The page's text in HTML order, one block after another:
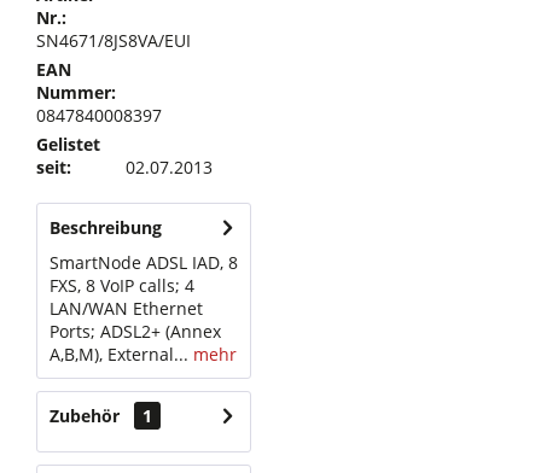
Nr.:
SN4671/8JS8VA/EUI
EAN
Nummer:
0847840008397
Gelistet
seit:
02.07.2013
Beschreibung
SmartNode ADSL IAD, 8
FXS, 8 VoIP calls; 4
LAN/WAN Ethernet
Ports; ADSL2+ (Annex
A,B,M), External... mehr
Zubehör 1